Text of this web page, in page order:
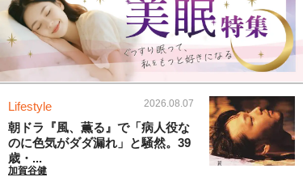
Lifestyle 2026.08.07
朝ドラ『風、薫る』で「病人役な
のに色気がダダ漏れ」と騒然。39
歳・...
加賀谷健